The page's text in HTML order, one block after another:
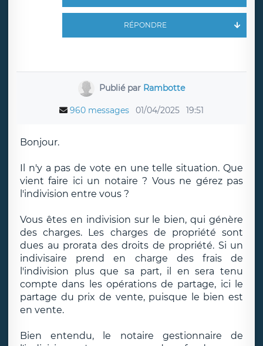
RÉPONDRE
Publié par Rambotte
960 messages 01/04/2025 19:51
Bonjour.
Il n'y a pas de vote en une telle situation. Que
vient faire ici un notaire ? Vous ne gérez pas
l'indivision entre vous ?
Vous êtes en indivision sur le bien, qui génère
des charges. Les charges de propriété sont
dues au prorata des droits de propriété. Si un
indivisaire prend en charge des frais de
l'indivision plus que sa part, il en sera tenu
compte dans les opérations de partage, ici le
partage du prix de vente, puisque le bien est
en vente.
Bien entendu, le notaire gestionnaire de